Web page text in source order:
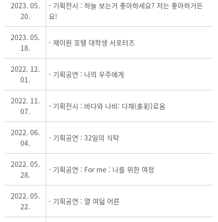
2023. 05.
20.
- 기획전시 : 하늘 보는거 좋아하세요? 저는 좋아하거든
요!
2023. 05.
18.
- 제이원 호텔 대학생 서포터즈
2022. 12.
01.
- 기획공연 : 나의 우주에게
2022. 11.
07.
- 기획전시 : 바다와 나비: 다채(多彩)로움
2022. 06.
04.
- 기획공연 : 32일의 식탁
2022. 05.
28.
- 기획공연 : For me : 나를 위한 여정
2022. 05.
22.
- 기획공연 : 열 여덟 어른